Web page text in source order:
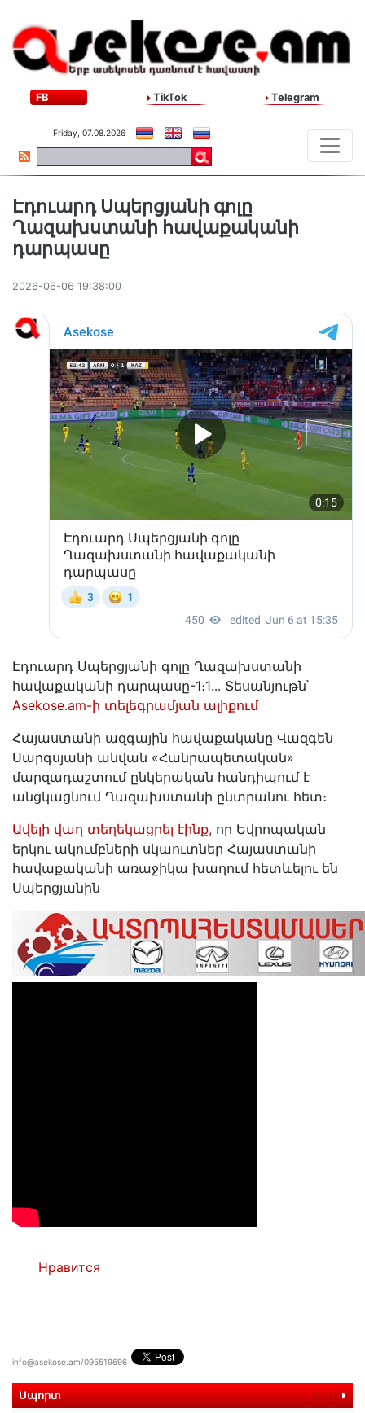
FB TikTok Telegram
Friday, 07.08.2026
Էդուարդ Սպերցյանի գոլը
Ղազախստանի հավաքականի
դարպասը
2026-06-06 19:38:00
Էդուարդ Սպերցյանի գոլը Ղազախստանի
հավաքականի դարպասը-1։1․․․ Տեսանյութն՝
Asekose.am-ի տելեգրամյան ալիքում
Հայաստանի ազգային հավաքականը Վազգեն
Սարգսյանի անվան «Հանրապետական»
մարզադաշտում ընկերական հանդիպում է
անցկացնում Ղազախստանի ընտրանու հետ։
Ավելի վաղ տեղեկացրել էինք, որ Եվրոպական
երկու ակումբների սկաուտներ Հայաստանի
հավաքականի առաջիկա խաղում հետևելու են
Սպերցյանին
Нравится
info@asekose.am/095519696
Սպորտ more